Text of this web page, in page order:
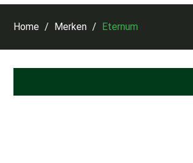
Home Merken Eternum